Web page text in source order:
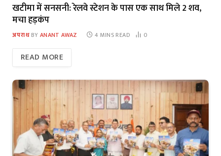
खटीमा में सनसनी: रेलवे स्टेशन के पास एक साथ मिले 2 शव,
मचा हड़कंप
अपराध BY ANANT AWAZ 4 MINS READ 0
READ MORE